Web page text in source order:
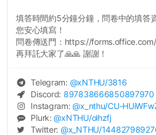
填答時間約5分鐘分鐘，問卷中的填答
您安心填寫！
問卷傳送門：https://
再拜託大家了🙏🙏 謝謝！
Telegram: @xNTHU/3816
Discord: 897838666850897970
Instagram:@x_nthu/CU-
Plurk:@xNTHU/olhzfj
Twitter: @x_NTHU/